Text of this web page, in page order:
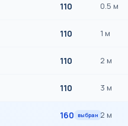
110 0.5 м
110 1 м
110 2 м
110 3 м
160 выбран 2 м